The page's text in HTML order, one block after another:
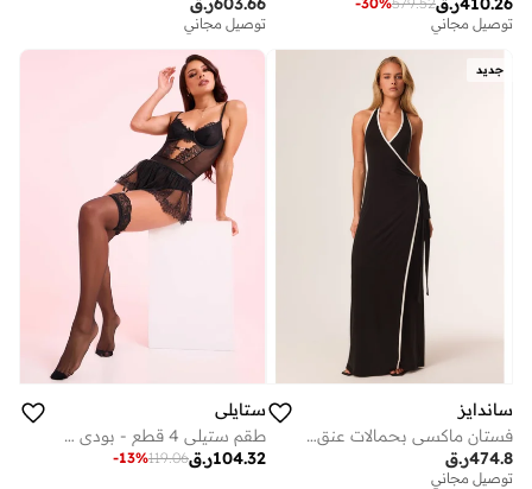
توصيل مجاني
توصيل مجاني
جديد
ساندايز
فستان ماكسي بحمالات عنق وربطة ليبرتي
ر.ق474.8
توصيل مجاني
ستايلي
طقم ستيلي 4 قطع - بودي سوت دانتيل، تنورة، حمالات وجوارب فخذ عالية
ر.ق104.32
119.06
-13%